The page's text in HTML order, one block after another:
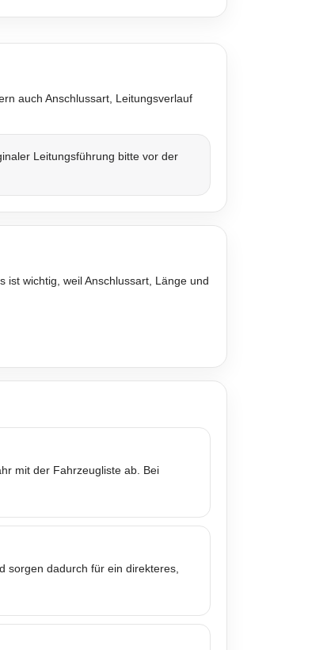
auch Anschlussart, Leitungsverlauf
Leitungsführung bitte vor der
ist wichtig, weil Anschlussart, Länge und
mit der Fahrzeugliste ab. Bei
sorgen dadurch für ein direkteres,